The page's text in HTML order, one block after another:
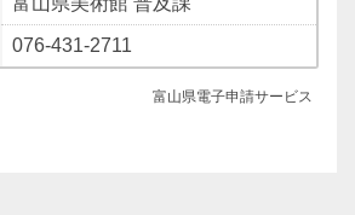
076-431-2711
富山県電子申請サービス